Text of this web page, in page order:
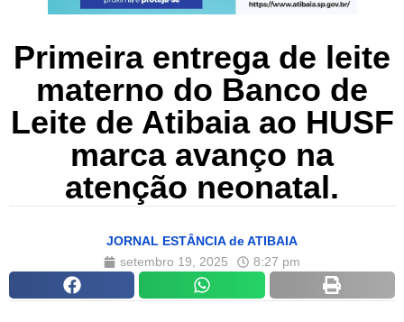
Primeira entrega de leite
materno do Banco de
Leite de Atibaia ao HUSF
marca avanço na
atenção neonatal.
JORNAL ESTÂNCIA de ATIBAIA
setembro 19, 2025
8:27 pm